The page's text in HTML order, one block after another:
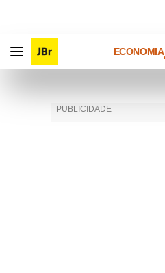
ECONOMIA